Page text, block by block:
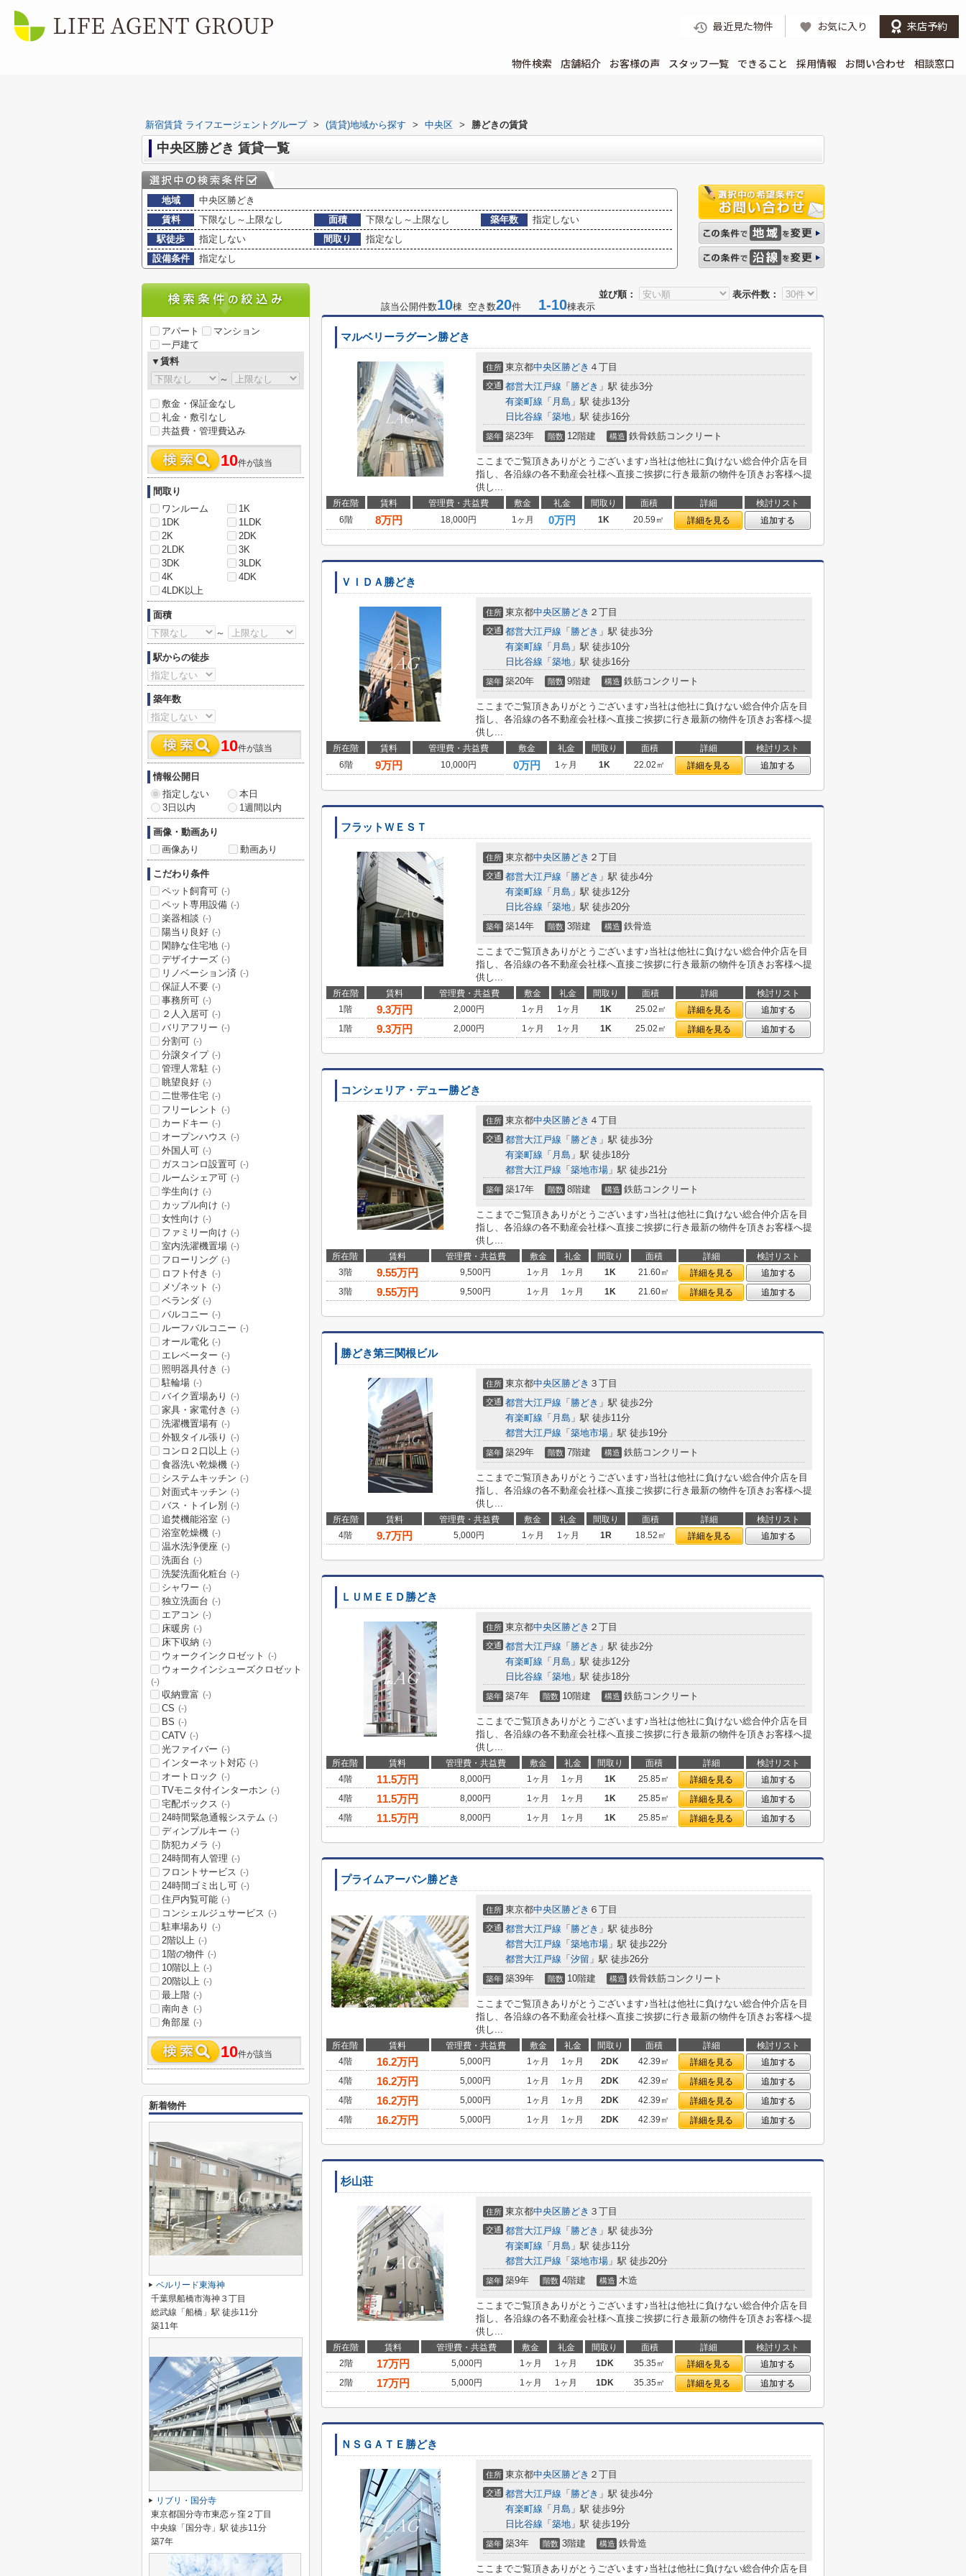
最近見た物件 お気に入り 来店予約
物件検索 店舗紹介 お客様の声 スタッフ一覧 できること 採用情報 お問い合わせ 相談窓口
新宿賃貸 ライフエージェントグループ > (賃貸)地域から探す > 中央区 > 勝どきの賃貸
中央区勝どき 賃貸一覧
地域
中央区勝どき
賃料
下限なし～上限なし 面積 下限なし～上限なし 築年数
指定しない
駅徒歩
指定しない 間取り
指定なし
設備条件
指定なし
並び順：
表示件数：
該当公開件数10棟 空き数20件 1-10棟表示
マルベリーラグーン勝どき
住所 東京都中央区勝どき ４丁目
交通 都営大江戸線 「 勝どき 」駅 徒歩3分
有楽町線 「 月島 」駅 徒歩13分
日比谷線 「 築地 」駅 徒歩16分
築年 築23年 階数 12階建 構造 鉄骨鉄筋コンクリート
ここまでご覧頂きありがとうございます♪当社は他社に負けない総合仲介店を目
指し、各沿線の各不動産会社様へ直接ご挨拶に行き最新の物件を頂きお客様へ提
供し...
所在階 賃料 管理費・共益費 敷金 礼金 間取り 面積 詳細
検討リスト
6階
8万円 18,000円 1ヶ月 0万円 1K 20.59㎡ 詳細を見る 追加する
ＶＩＤＡ勝どき
住所 東京都中央区勝どき ２丁目
交通 都営大江戸線 「 勝どき 」駅 徒歩3分
有楽町線 「 月島 」駅 徒歩10分
日比谷線 「 築地 」駅 徒歩16分
築年 築20年 階数 9階建 構造 鉄筋コンクリート
ここまでご覧頂きありがとうございます♪当社は他社に負けない総合仲介店を目
指し、各沿線の各不動産会社様へ直接ご挨拶に行き最新の物件を頂きお客様へ提
供し...
所在階 賃料 管理費・共益費 敷金 礼金 間取り 面積 詳細
検討リスト
6階
9万円 10,000円 0万円 1ヶ月 1K 22.02㎡ 詳細を見る 追加する
フラットＷＥＳＴ
住所 東京都中央区勝どき ２丁目
交通 都営大江戸線 「 勝どき 」駅 徒歩4分
有楽町線 「 月島 」駅 徒歩12分
日比谷線 「 築地 」駅 徒歩20分
築年 築14年 階数 3階建 構造 鉄骨造
ここまでご覧頂きありがとうございます♪当社は他社に負けない総合仲介店を目
指し、各沿線の各不動産会社様へ直接ご挨拶に行き最新の物件を頂きお客様へ提
供し...
所在階 賃料 管理費・共益費 敷金 礼金 間取り 面積 詳細
検討リスト
1階
9.3万円 2,000円 1ヶ月 1ヶ月 1K 25.02㎡ 詳細を見る
追加する
1階
9.3万円 2,000円 1ヶ月 1ヶ月 1K 25.02㎡ 詳細を見る 追加する
コンシェリア・デュー勝どき
住所 東京都中央区勝どき ４丁目
交通 都営大江戸線 「 勝どき 」駅 徒歩3分
有楽町線 「 月島 」駅 徒歩18分
都営大江戸線 「 築地市場 」駅 徒歩21分
築年 築17年 階数 8階建 構造 鉄筋コンクリート
ここまでご覧頂きありがとうございます♪当社は他社に負けない総合仲介店を目
指し、各沿線の各不動産会社様へ直接ご挨拶に行き最新の物件を頂きお客様へ提
供し...
所在階 賃料 管理費・共益費 敷金 礼金 間取り 面積 詳細
検討リスト
3階
9.55万円 9,500円 1ヶ月 1ヶ月 1K 21.60㎡ 詳細を見る
追加する
3階
9.55万円 9,500円 1ヶ月 1ヶ月 1K 21.60㎡ 詳細を見る 追加する
勝どき第三関根ビル
住所 東京都中央区勝どき ３丁目
交通 都営大江戸線 「 勝どき 」駅 徒歩2分
有楽町線 「 月島 」駅 徒歩11分
都営大江戸線 「 築地市場 」駅 徒歩19分
築年 築29年 階数 7階建 構造 鉄筋コンクリート
ここまでご覧頂きありがとうございます♪当社は他社に負けない総合仲介店を目
指し、各沿線の各不動産会社様へ直接ご挨拶に行き最新の物件を頂きお客様へ提
供し...
所在階 賃料 管理費・共益費 敷金 礼金 間取り 面積 詳細
検討リスト
4階
9.7万円 5,000円 1ヶ月 1ヶ月 1R 18.52㎡ 詳細を見る 追加する
ＬＵＭＥＥＤ勝どき
住所 東京都中央区勝どき ２丁目
交通 都営大江戸線 「 勝どき 」駅 徒歩2分
有楽町線 「 月島 」駅 徒歩12分
日比谷線 「 築地 」駅 徒歩18分
築年 築7年 階数 10階建 構造 鉄筋コンクリート
ここまでご覧頂きありがとうございます♪当社は他社に負けない総合仲介店を目
指し、各沿線の各不動産会社様へ直接ご挨拶に行き最新の物件を頂きお客様へ提
供し...
所在階 賃料 管理費・共益費 敷金 礼金 間取り 面積 詳細
検討リスト
4階
11.5万円 8,000円 1ヶ月 1ヶ月 1K 25.85㎡ 詳細を見る
追加する
4階
11.5万円 8,000円 1ヶ月 1ヶ月 1K 25.85㎡ 詳細を見る
追加する
4階
11.5万円 8,000円 1ヶ月 1ヶ月 1K 25.85㎡ 詳細を見る 追加する
プライムアーバン勝どき
住所 東京都中央区勝どき ６丁目
交通 都営大江戸線 「 勝どき 」駅 徒歩8分
都営大江戸線 「 築地市場 」駅 徒歩22分
都営大江戸線 「 汐留 」駅 徒歩26分
築年 築39年 階数 10階建 構造 鉄骨鉄筋コンクリート
ここまでご覧頂きありがとうございます♪当社は他社に負けない総合仲介店を目
指し、各沿線の各不動産会社様へ直接ご挨拶に行き最新の物件を頂きお客様へ提
供し...
所在階 賃料 管理費・共益費 敷金 礼金 間取り 面積 詳細
検討リスト
4階
16.2万円 5,000円 1ヶ月 1ヶ月 2DK 42.39㎡ 詳細を見る
追加する
4階
16.2万円 5,000円 1ヶ月 1ヶ月 2DK 42.39㎡ 詳細を見る
追加する
4階
16.2万円 5,000円 1ヶ月 1ヶ月 2DK 42.39㎡ 詳細を見る
追加する
4階
16.2万円 5,000円 1ヶ月 1ヶ月 2DK 42.39㎡ 詳細を見る 追加する
杉山荘
住所 東京都中央区勝どき ３丁目
交通 都営大江戸線 「 勝どき 」駅 徒歩3分
有楽町線 「 月島 」駅 徒歩11分
都営大江戸線 「 築地市場 」駅 徒歩20分
築年 築9年 階数 4階建 構造 木造
ここまでご覧頂きありがとうございます♪当社は他社に負けない総合仲介店を目
指し、各沿線の各不動産会社様へ直接ご挨拶に行き最新の物件を頂きお客様へ提
供し...
所在階 賃料 管理費・共益費 敷金 礼金 間取り 面積 詳細
検討リスト
2階
17万円 5,000円 1ヶ月 1ヶ月 1DK 35.35㎡ 詳細を見る
追加する
2階
17万円 5,000円 1ヶ月 1ヶ月 1DK 35.35㎡ 詳細を見る 追加する
ＮＳＧＡＴＥ勝どき
住所 東京都中央区勝どき ２丁目
交通 都営大江戸線 「 勝どき 」駅 徒歩4分
有楽町線 「 月島 」駅 徒歩9分
日比谷線 「 築地 」駅 徒歩19分
築年 築3年 階数 3階建 構造 鉄骨造
ここまでご覧頂きありがとうございます♪当社は他社に負けない総合仲介店を目
アパート
マンション
一戸建て
▼賃料
～
敷金・保証金なし
礼金・敷引なし
共益費・管理費込み
10件が該当
間取り
ワンルーム
1K
1DK
1LDK
2K
2DK
2LDK
3K
3DK
3LDK
4K
4DK
4LDK以上
面積
～
駅からの徒歩
築年数
10件が該当
情報公開日
指定しない
本日
3日以内
1週間以内
画像・動画あり
画像あり
動画あり
こだわり条件
ペット飼育可 (-)
ペット専用設備 (-)
楽器相談 (-)
陽当り良好 (-)
閑静な住宅地 (-)
デザイナーズ (-)
リノベーション済 (-)
保証人不要 (-)
事務所可 (-)
２人入居可 (-)
バリアフリー (-)
分割可 (-)
分譲タイプ (-)
管理人常駐 (-)
眺望良好 (-)
二世帯住宅 (-)
フリーレント (-)
カードキー (-)
オープンハウス (-)
外国人可 (-)
ガスコンロ設置可 (-)
ルームシェア可 (-)
学生向け (-)
カップル向け (-)
女性向け (-)
ファミリー向け (-)
室内洗濯機置場 (-)
フローリング (-)
ロフト付き (-)
メゾネット (-)
ベランダ (-)
バルコニー (-)
ルーフバルコニー (-)
オール電化 (-)
エレベーター (-)
照明器具付き (-)
駐輪場 (-)
バイク置場あり (-)
家具・家電付き (-)
洗濯機置場有 (-)
外観タイル張り (-)
コンロ２口以上 (-)
食器洗い乾燥機 (-)
システムキッチン (-)
対面式キッチン (-)
バス・トイレ別 (-)
追焚機能浴室 (-)
浴室乾燥機 (-)
温水洗浄便座 (-)
洗面台 (-)
洗髪洗面化粧台 (-)
シャワー (-)
独立洗面台 (-)
エアコン (-)
床暖房 (-)
床下収納 (-)
ウォークインクロゼット (-)
ウォークインシューズクロゼット
(-)
収納豊富 (-)
CS (-)
BS (-)
CATV (-)
光ファイバー (-)
インターネット対応 (-)
オートロック (-)
TVモニタ付インターホン (-)
宅配ボックス (-)
24時間緊急通報システム (-)
ディンプルキー (-)
防犯カメラ (-)
24時間有人管理 (-)
フロントサービス (-)
24時間ゴミ出し可 (-)
住戸内覧可能 (-)
コンシェルジュサービス (-)
駐車場あり (-)
2階以上 (-)
1階の物件 (-)
10階以上 (-)
20階以上 (-)
最上階 (-)
南向き (-)
角部屋 (-)
10件が該当
新着物件
ベルリード東海神
千葉県船橋市海神３丁目
総武線「船橋」駅 徒歩11分
築11年
リブリ・国分寺
東京都国分寺市東恋ヶ窪２丁目
中央線「国分寺」駅 徒歩11分
築7年